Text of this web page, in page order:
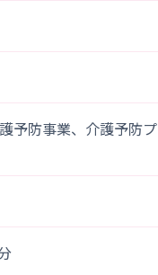
予防事業、介護予防